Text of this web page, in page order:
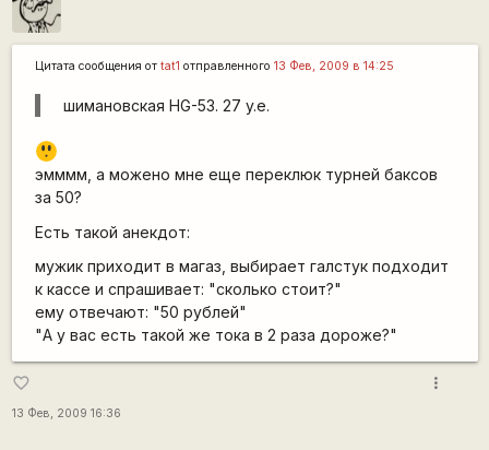
Цитата сообщения от tat1 отправленного 13 Фев, 2009 в 14:25
шимановская HG-53. 27 y.e.
:o
эмммм, а можено мне еще переклюк турней баксов
за 50?
Есть такой анекдот:
мужик приходит в магаз, выбирает галстук подходит
к кассе и спрашивает: "сколько стоит?"
ему отвечают: "50 рублей"
"А у вас есть такой же тока в 2 раза дороже?"
favorite_border
13 Фев, 2009 16:36
more_vert